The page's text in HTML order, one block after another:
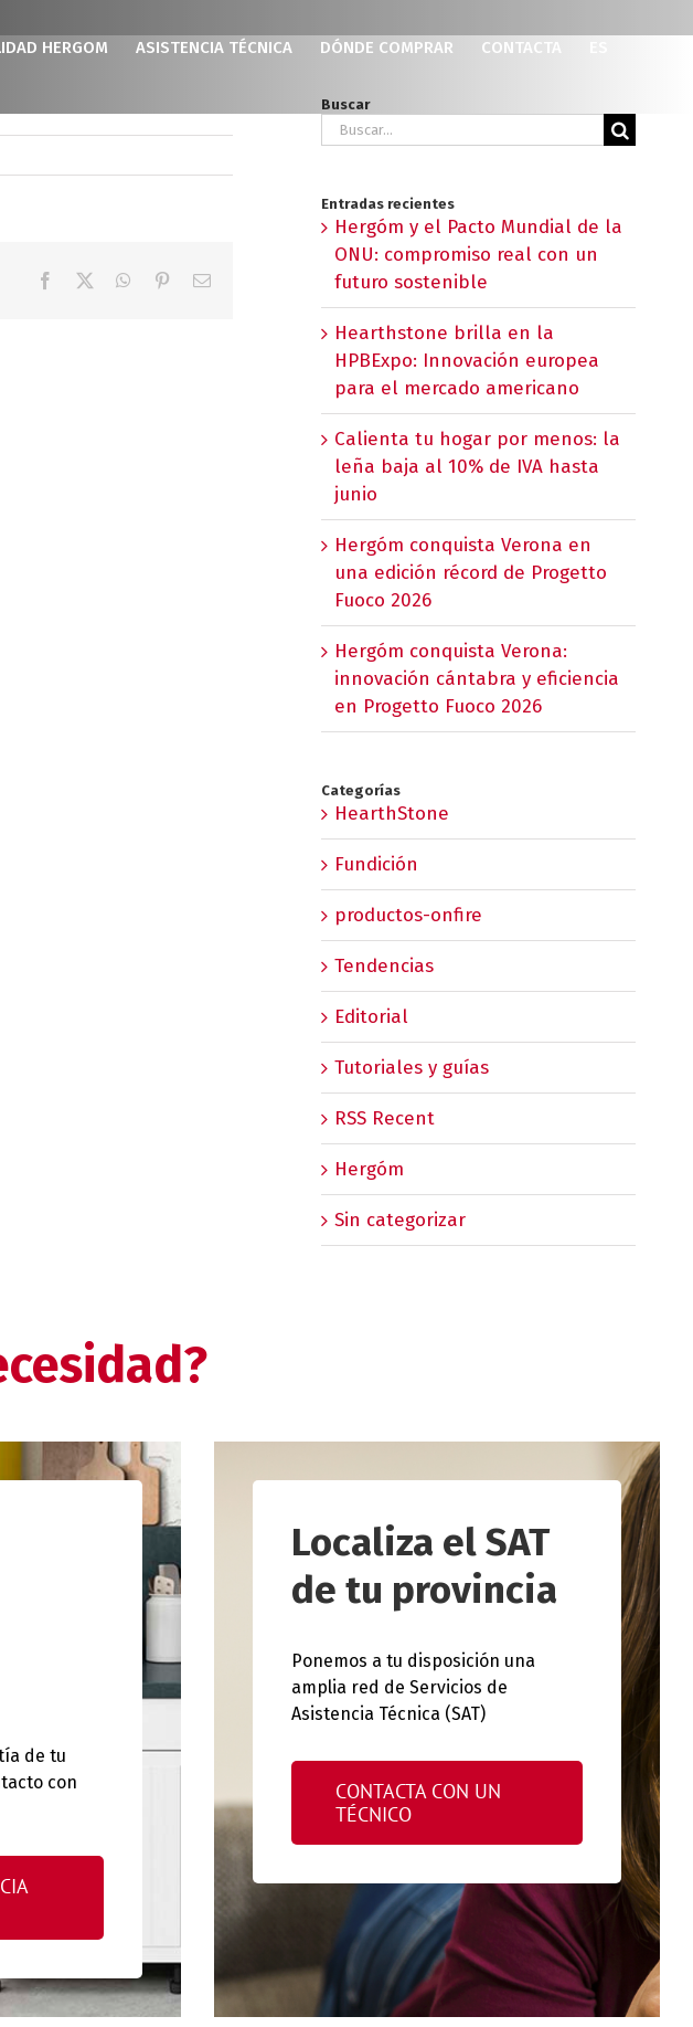
HERGOM ASISTENCIA TÉCNICA DÓNDE COMPRAR CONTACTA
Facebook WhatsApp
PinterestCorreo
Buscar
Buscar:
Entradas recientes
Hergóm y el Pacto Mundial de la
ONU: compromiso real con un
futuro sostenible
Hearthstone brilla en la
HPBExpo: Innovación europea
para el mercado americano
Calienta tu hogar por menos: la
leña baja al 10% de IVA hasta
junio
Hergóm conquista Verona en
una edición récord de Progetto
Fuoco 2026
Hergóm conquista Verona:
innovación cántabra y eficiencia
en Progetto Fuoco 2026
Categorías
HearthStone
Fundición
productos-onfire
Tendencias
Editorial
Tutoriales y guías
RSS Recent
Hergóm
Sin categorizar
de tu
con
Localiza el SAT
de tu provincia
Ponemos a tu disposición una
amplia red de Servicios de
Asistencia Técnica (SAT)
CONTACTA CON UN
TÉCNICO